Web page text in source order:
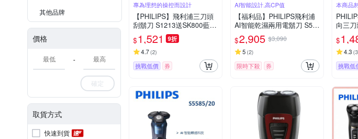
其他品牌
價格
-
確定
取貨方式
快速到貨
專為理想的操控而設計
【PHILIPS】飛利浦三刀頭
刮鬍刀 S1213送SK800藍光
噴霧槍
$1,521 9折
4.7(2)
挑戰低價 券
AI智能設計,高CP值
【福利品】PHILIPS飛利浦
AI智能乾濕兩用電鬍刀 S58
85/10 (一年保固)
$2,905 $3,090
5 (2)
限時下殺 券
本商品
向三
$
4.3 (3
挑戰低